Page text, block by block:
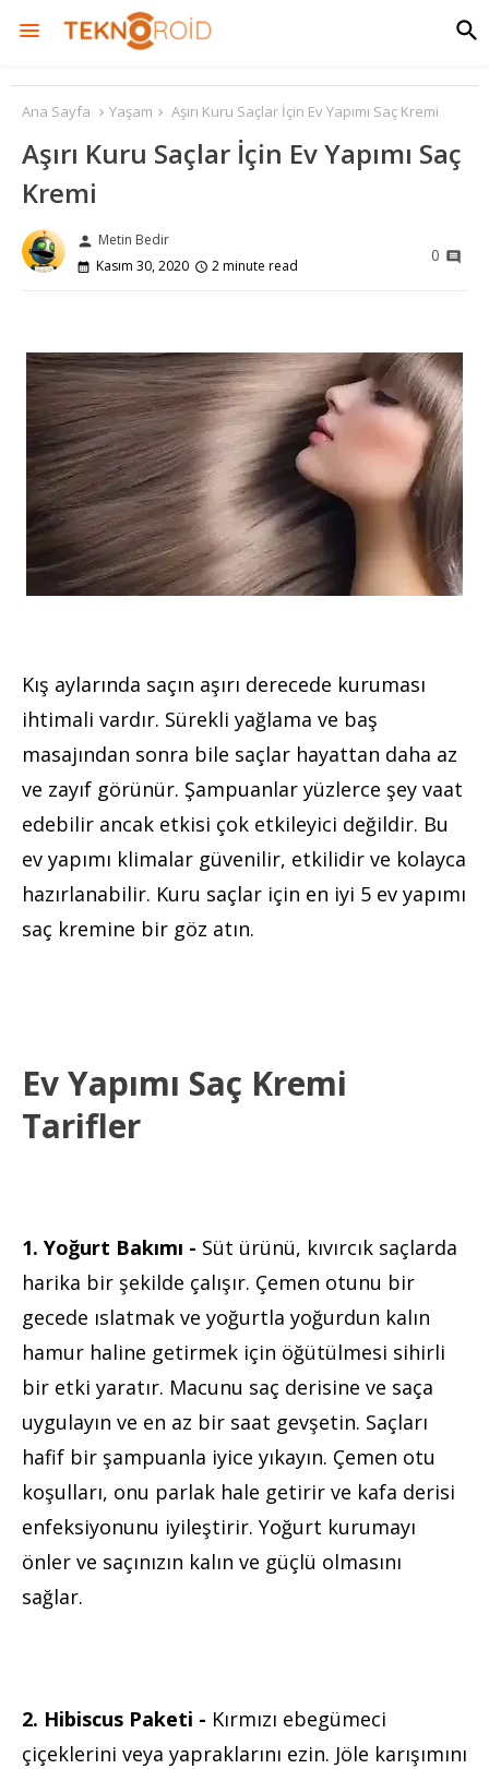
Ana Sayfa Yaşam Aşırı Kuru Saçlar İçin Ev Yapımı Saç Kremi
Aşırı Kuru Saçlar İçin Ev Yapımı Saç
Kremi
person Metin Bedir
Kasım 30, 2020
2 minute read
0
Kış aylarında saçın aşırı derecede kuruması
ihtimali vardır. Sürekli yağlama ve baş
masajından sonra bile saçlar hayattan daha az
ve zayıf görünür. Şampuanlar yüzlerce şey vaat
edebilir ancak etkisi çok etkileyici değildir. Bu
ev yapımı klimalar güvenilir, etkilidir ve kolayca
hazırlanabilir. Kuru saçlar için en iyi 5 ev yapımı
saç kremine bir göz atın.
Ev Yapımı Saç Kremi
Tarifler
1. Yoğurt Bakımı - Süt ürünü, kıvırcık saçlarda
harika bir şekilde çalışır. Çemen otunu bir
gecede ıslatmak ve yoğurtla yoğurdun kalın
hamur haline getirmek için öğütülmesi sihirli
bir etki yaratır. Macunu saç derisine ve saça
uygulayın ve en az bir saat gevşetin. Saçları
hafif bir şampuanla iyice yıkayın. Çemen otu
koşulları, onu parlak hale getirir ve kafa derisi
enfeksiyonunu iyileştirir. Yoğurt kurumayı
önler ve saçınızın kalın ve güçlü olmasını
sağlar.
2. Hibiscus Paketi - Kırmızı ebegümeci
çiçeklerini veya yapraklarını ezin. Jöle karışımını